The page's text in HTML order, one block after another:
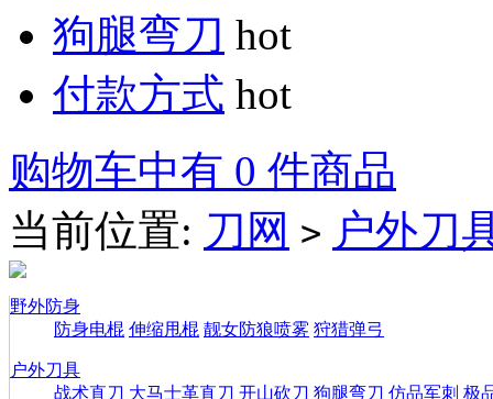
狗腿弯刀 hot
付款方式 hot
购物车中有 0 件商品
当前位置: 刀网 > 户外刀
野外防身
防身电棍 伸缩甩棍 靓女防狼喷雾 狩猎弹弓
户外刀具
战术直刀 大马士革直刀 开山砍刀 狗腿弯刀 仿品军刺 极